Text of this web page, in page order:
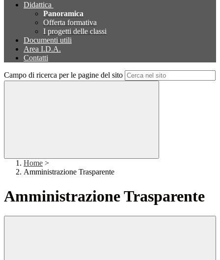
Didattica
Panoramica
Offerta formativa
I progetti delle classi
Documenti utili
Area I.D.A.
Contatti
Campo di ricerca per le pagine del sito
Home >
Amministrazione Trasparente
Amministrazione Trasparente